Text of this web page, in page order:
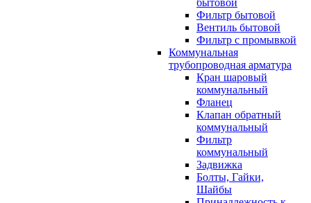
бытовой
Фильтр бытовой
Вентиль бытовой
Фильтр с промывкой
Коммунальная
трубопроводная арматура
Кран шаровый
коммунальный
Фланец
Клапан обратный
коммунальный
Фильтр
коммунальный
Задвижка
Болты, Гайки,
Шайбы